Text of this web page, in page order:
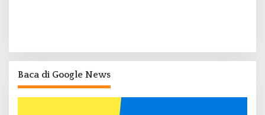
Baca di Google News